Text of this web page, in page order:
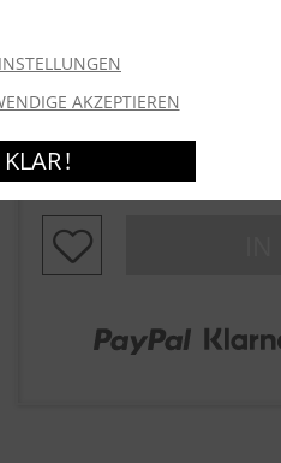
Artikel-Nr.:
Lieferzeit 1-3 Werktage
Zubehör
AKZEPTIEREN
!